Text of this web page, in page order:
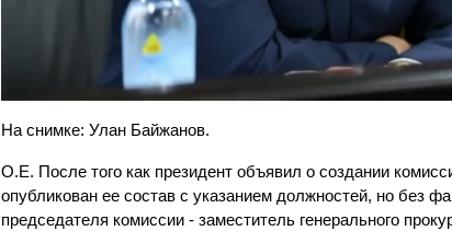
На снимке: Улан Байжанов.
О.Е. После того как президент объявил о создании
опубликован ее состав с указанием должностей, но без
председателя комиссии - заместитель генерального